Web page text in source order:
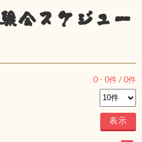
会スケジュー
0 - 0件 /0件